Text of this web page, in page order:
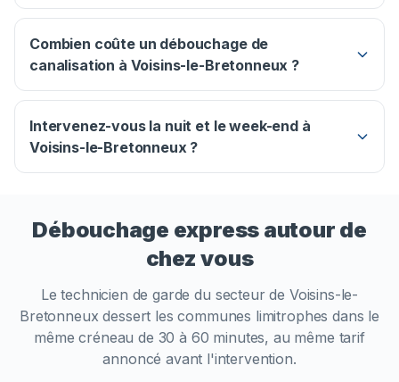
Combien coûte un débouchage de
canalisation à Voisins-le-Bretonneux ?
Intervenez-vous la nuit et le week-end à
Voisins-le-Bretonneux ?
Débouchage express autour de
chez vous
Le technicien de garde du secteur de Voisins-le-
Bretonneux dessert les communes limitrophes dans le
même créneau de 30 à 60 minutes, au même tarif
annoncé avant l'intervention.